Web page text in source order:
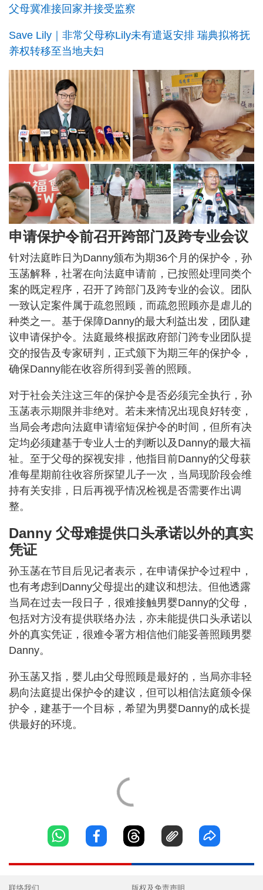
父母冀准接回家并接受监察
Save Lily｜非常父母称Lily未有遣返安排 瑞典拟将抚
养权转移至当地夫妇
申请保护令前召开跨部门及跨专业会议
针对法庭昨日为Danny颁布为期36个月的保护令，孙
玉菡解释，社署在向法庭申请前，已按照处理同类个
案的既定程序，召开了跨部门及跨专业的会议。团队
一致认定案件属于疏忽照顾，而疏忽照顾亦是虐儿的
种类之一。基于保障Danny的最大利益出发，团队建
议申请保护令。法庭最终根据政府部门跨专业团队提
交的报告及专家研判，正式颁下为期三年的保护令，
确保Danny能在收容所得到妥善的照顾。
对于社会关注这三年的保护令是否必须完全执行，孙
玉菡表示期限并非绝对。若未来情况出现良好转变，
当局会考虑向法庭申请缩短保护令的时间，但所有决
定均必须建基于专业人士的判断以及Danny的最大福
祉。至于父母的探视安排，他指目前Danny的父母获
准每星期前往收容所探望儿子一次，当局现阶段会维
持有关安排，日后再视乎情况检视是否需要作出调
整。
Danny 父母难提供口头承诺以外的真实
凭证
孙玉菡在节目后见记者表示，在申请保护令过程中，
也有考虑到Danny父母提出的建议和想法。但他透露
当局在过去一段日子，很难接触男婴Danny的父母，
包括对方没有提供联络办法，亦未能提供口头承诺以
外的真实凭证，很难令署方相信他们能妥善照顾男婴
Danny。
孙玉菡又指，婴儿由父母照顾是最好的，当局亦非轻
易向法庭提出保护令的建议，但可以相信法庭颁令保
护令，建基于一个目标，希望为男婴Danny的成长提
供最好的环境。
联络我们 版权及免责声明